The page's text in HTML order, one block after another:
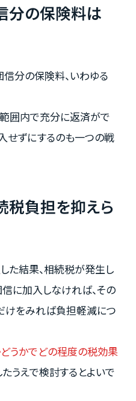
分の保険料は
分の保険料、いわゆる
囲内で充分に返済がで
せずにするのも一つの戦
税負担を抑えら
た結果、相続税が発生し
に加入しなければ、その
けをみれば負担軽減につ
うかでどの程度の税効果
うえで検討するとよいで